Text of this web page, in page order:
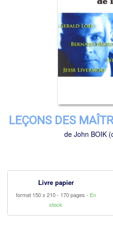
LEÇONS DES
de John BOIK
Livre papier
format 150 x 210 170 pages
En
stock